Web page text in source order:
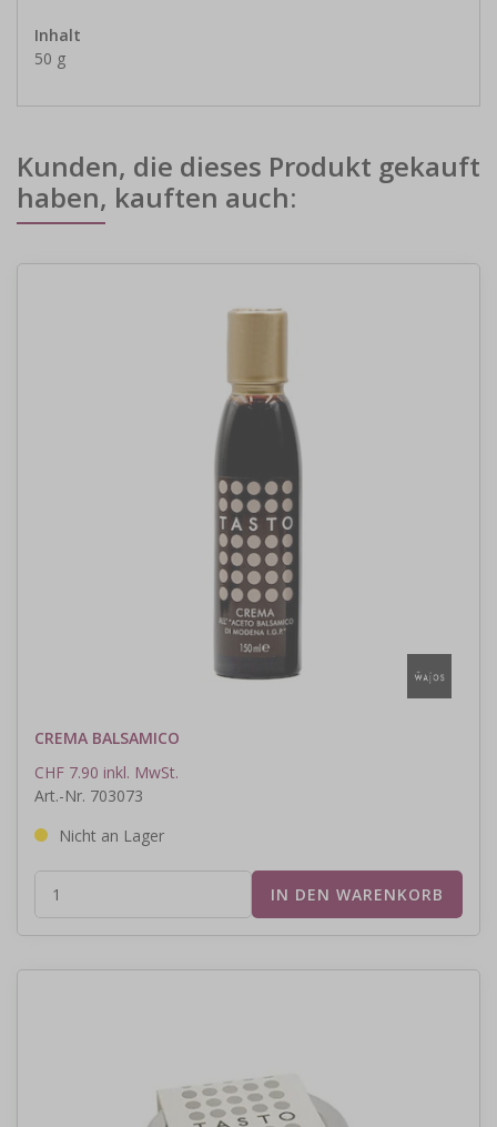
Inhalt
50 g
Kunden, die dieses Produkt gekauft
haben, kauften auch:
CREMA BALSAMICO
CHF 7.90 inkl. MwSt.
Art.-Nr. 703073
Nicht an Lager